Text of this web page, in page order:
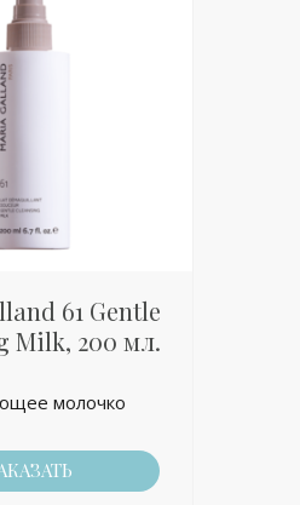
61 Gentle
Milk, 200 мл.
молочко